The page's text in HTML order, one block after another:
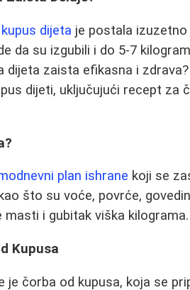
kupus dijeta je postala
da su izgubili i do 5-7
dijeta zaista efikasna i
dijeti, uključujući recept za
plan ishrane koji se
što su voće, povrće,
masti i gubitak viška kilograma.
Kupusa
je čorba od kupusa, koja se